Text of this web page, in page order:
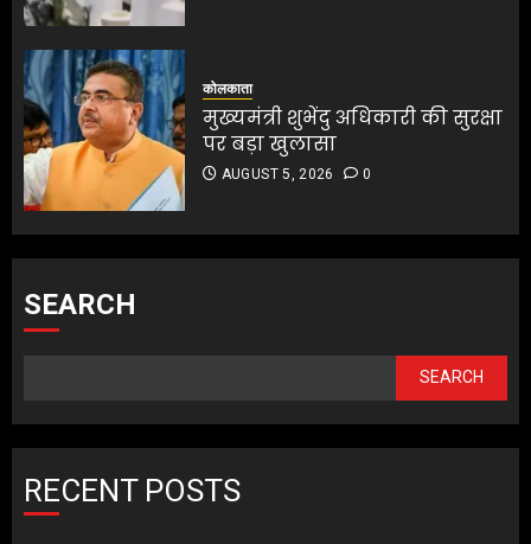
कोलकाता
मुख्यमंत्री शुभेंदु अधिकारी की सुरक्षा
पर बड़ा खुलासा
AUGUST 5, 2026 0
SEARCH
SEARCH
RECENT POSTS